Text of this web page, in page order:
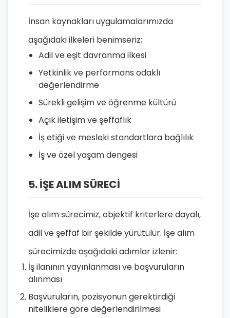
İnsan kaynakları uygulamalarımızda
aşağıdaki ilkeleri benimseriz:
Adil ve eşit davranma ilkesi
Yetkinlik ve performans odaklı
değerlendirme
Sürekli gelişim ve öğrenme kültürü
Açık iletişim ve şeffaflık
İş etiği ve mesleki standartlara bağlılık
İş ve özel yaşam dengesi
5. İŞE ALIM SÜRECİ
İşe alım sürecimiz, objektif kriterlere dayalı,
adil ve şeffaf bir şekilde yürütülür. İşe alım
sürecimizde aşağıdaki adımlar izlenir:
İş ilanının yayınlanması ve başvuruların
alınması
Başvuruların, pozisyonun gerektirdiği
niteliklere göre değerlendirilmesi